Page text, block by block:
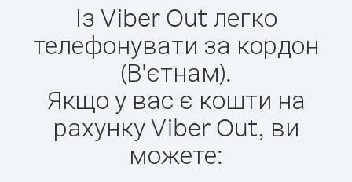
Із Viber Out легко
телефонувати за кордон
(В'єтнам).
Якщо у вас є кошти на
рахунку Viber Out, ви
можете: